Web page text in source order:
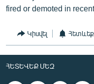
fired or demoted in
Կիսվել Հետևեք
ՀԵՏԵՎԵՔ ՄԵԶ